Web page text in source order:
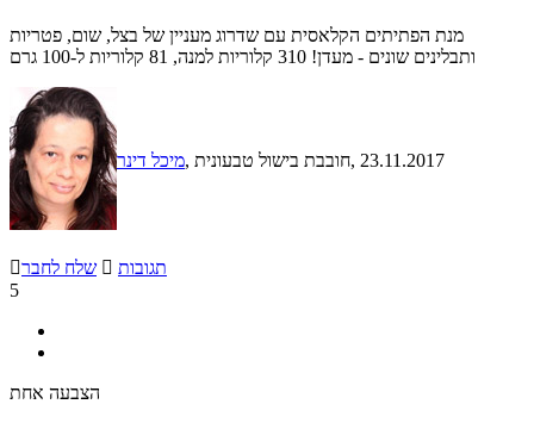
מנת הפתיתים הקלאסית עם שדרוג מעניין של בצל, שום, פטריות
ותבלינים שונים - מעדן! 310 קלוריות למנה, 81 קלוריות ל-100 גרם
מיכל דינר , חובבת בישול טבעונית, 23.11.2017
שלח לחבר  תגובות
5
הצבעה אחת